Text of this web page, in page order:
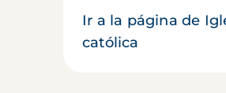
Ir a la página de
católica